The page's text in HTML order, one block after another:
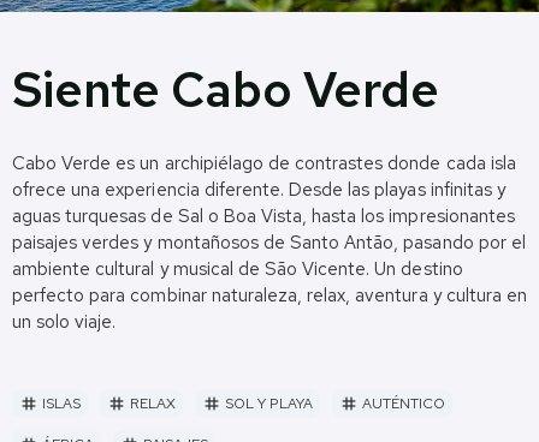
Siente Cabo Verde
Cabo Verde es un archipiélago de contrastes donde cada isla
ofrece una experiencia diferente. Desde las playas infinitas y
aguas turquesas de Sal o Boa Vista, hasta los impresionantes
paisajes verdes y montañosos de Santo Antão, pasando por el
ambiente cultural y musical de São Vicente. Un destino
perfecto para combinar naturaleza, relax, aventura y cultura en
un solo viaje.
tag ISLAS tag RELAX tag SOL Y PLAYA tag AUTÉNTICO